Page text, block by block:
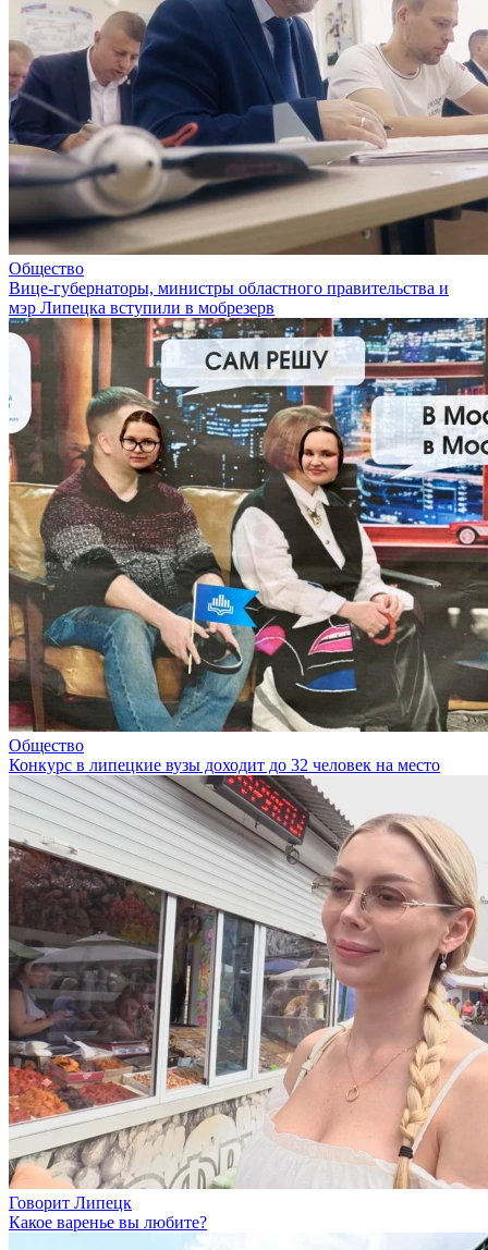
Общество
Вице-губернаторы, министры областного правительства и
мэр Липецка вступили в мобрезерв
Общество
Конкурс в липецкие вузы доходит до 32 человек на место
Говорит Липецк
Какое варенье вы любите?